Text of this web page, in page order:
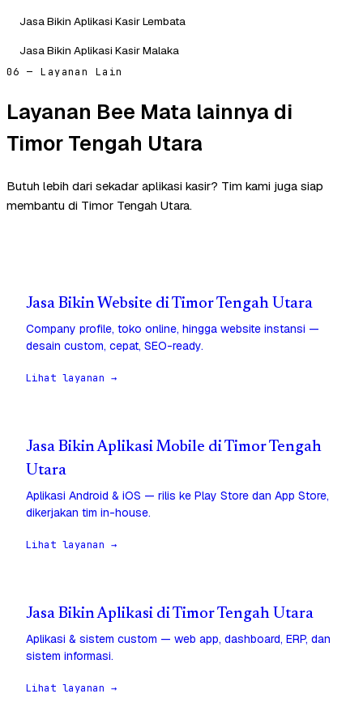
Jasa Bikin Aplikasi Kasir Lembata
Jasa Bikin Aplikasi Kasir Malaka
06 — Layanan Lain
Layanan Bee Mata lainnya di
Timor Tengah Utara
Butuh lebih dari sekadar aplikasi kasir? Tim kami juga siap
membantu di Timor Tengah Utara.
Jasa Bikin Website di Timor Tengah Utara
Company profile, toko online, hingga website instansi —
desain custom, cepat, SEO-ready.
Lihat layanan →
Jasa Bikin Aplikasi Mobile di Timor Tengah
Utara
Aplikasi Android & iOS — rilis ke Play Store dan App Store,
dikerjakan tim in-house.
Lihat layanan →
Jasa Bikin Aplikasi di Timor Tengah Utara
Aplikasi & sistem custom — web app, dashboard, ERP, dan
sistem informasi.
Lihat layanan →